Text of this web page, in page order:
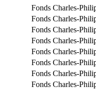
Fonds Charles-
Fonds Charles-
Fonds Charles-
Fonds Charles-
Fonds Charles-
Fonds Charles-
Fonds Charles-
Fonds Charles-